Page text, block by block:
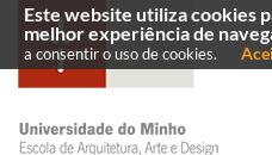
Este website utiliza cookies
melhor experiência de
a consentir o uso de cookies.